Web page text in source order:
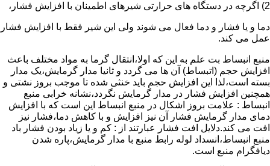
2) اگرچه در دستگاه های حرارتی شیرهای اطمینان با افزایش فشار،
دما و یا فشار و دما فعال می شوند ولی این شیر فقط با افزایش فشار
عمل می کند.
منبع انبساط بت علم به این که اولا،انتقال گرما به مواد مختلف باعث
افزایش حجم (اتبساط) آن ها می گردد و ثانیا مدار گرمایش،یک مدار
بسته است،لذا این افزایش حجم باید خنثی شده تا موجب بروز نشتی و
همچنین افزایش فشار در مدار گرمایش نگردد،نشانه خرابی منبع
انبساط : علامت بروز اشکال در منبع انبساط این است که با افزایش
دمای مدار گرمایش فشار آن نیز افزایش و با کاهش دما،فشار نیز
افت می کند.دلایل افت فشار عبارتند از : کم و یا زیاد بودن فشار باد
منبع انبساط،انسداد لوله رابط منبع با مدار گرمایش،پاره شدن
دیافگرام منبع است.